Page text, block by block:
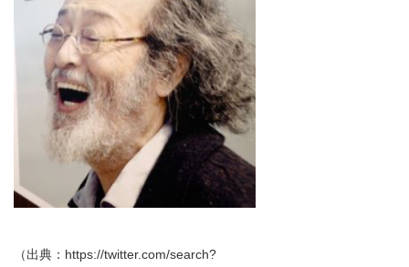
（出典：https://twitter.com/search?